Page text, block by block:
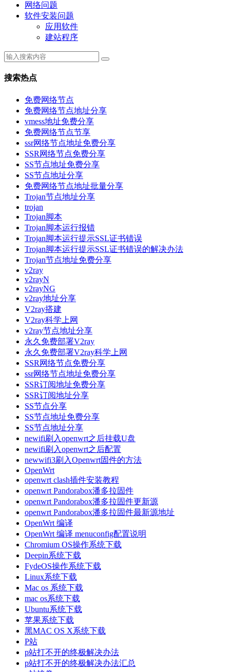
网络问题
软件安装问题
应用软件
建站程序
搜索热点
免费网络节点
免费网络节点地址分享
vmess地址免费分享
免费网络节点节享
ssr网络节点地址免费分享
SSR网络节点免费分享
SS节点地址免费分享
SS节点地址分享
免费网络节点地址批量分享
Trojan节点地址分享
trojan
Trojan脚本
Trojan脚本运行报错
Trojan脚本运行提示SSL证书错误
Trojan脚本运行提示SSL证书错误的解决办法
Trojan节点地址免费分享
v2ray
v2rayN
v2rayNG
v2ray地址分享
V2ray搭建
V2ray科学上网
v2ray节点地址分享
永久免费部署V2ray
永久免费部署V2ray科学上网
SSR网络节点免费分享
ssr网络节点地址免费分享
SSR订阅地址免费分享
SSR订阅地址分享
SS节点分享
SS节点地址免费分享
SS节点地址分享
newifi刷入openwrt之后挂载U盘
newifi刷入openwrt之后配置
newwifi3刷入Openwrt固件的方法
OpenWrt
openwrt clash插件安装教程
openwrt Pandorabox潘多拉固件
openwrt Pandorabox潘多拉固件更新源
openwrt Pandorabox潘多拉固件最新源地址
OpenWrt 编译
OpenWrt 编译 menuconfig配置说明
Chromium OS操作系统下载
Deepin系统下载
FydeOS操作系统下载
Linux系统下载
Mac os 系统下载
mac os系统下载
Ubuntu系统下载
苹果系统下载
黑MAC OS X系统下载
P站
p站打不开的终极解决办法
p站打不开的终极解决办法汇总